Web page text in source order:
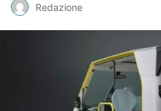
Redazione